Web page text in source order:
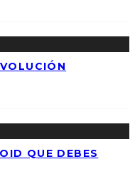
QUE DEBES